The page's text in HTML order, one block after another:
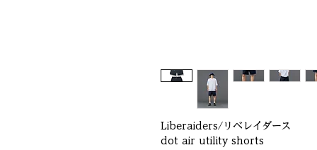
Liberaiders/リベレイダース
dot air utility shorts